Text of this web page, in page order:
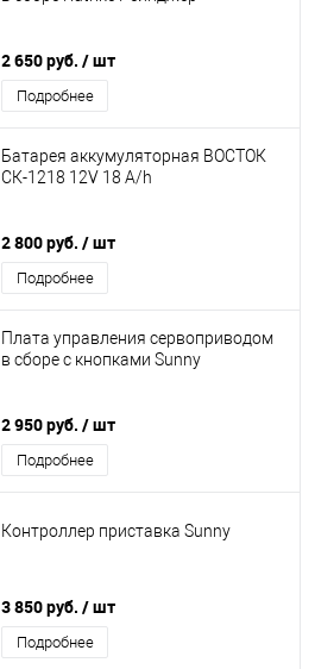
2 650 руб. / шт
Подробнее
Батарея аккумуляторная ВОСТОК
СК-1218 12V 18 A/h
2 800 руб. / шт
Подробнее
Плата управления сервоприводом
в сборе с кнопками Sunny
2 950 руб. / шт
Подробнее
Контроллер приставка Sunny
3 850 руб. / шт
Подробнее